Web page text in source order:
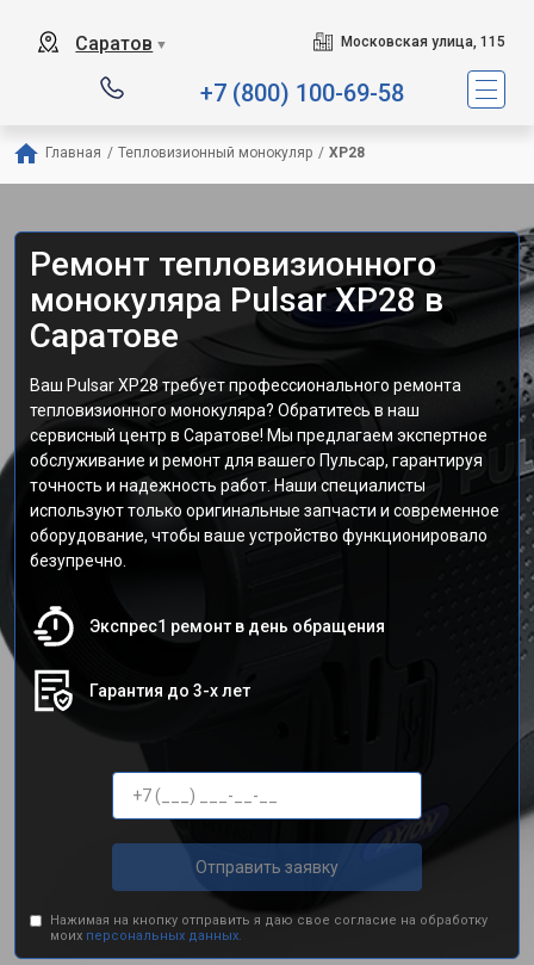
Саратов ▼ Московская улица, 115
+7 (800) 100-69-58
Главная / Тепловизионный монокуляр / XP28
Ремонт тепловизионного
монокуляра Pulsar XP28 в
Саратове
Ваш Pulsar XP28 требует профессионального ремонта
тепловизионного монокуляра? Обратитесь в наш
сервисный центр в Саратове! Мы предлагаем экспертное
обслуживание и ремонт для вашего Пульсар, гарантируя
точность и надежность работ. Наши специалисты
используют только оригинальные запчасти и современное
оборудование, чтобы ваше устройство функционировало
безупречно.
Экспрес1 ремонт в день обращения
Гарантия до 3-х лет
Отправить заявку
Нажимая на кнопку отправить я даю свое согласие на обработку
моих персональных данных.